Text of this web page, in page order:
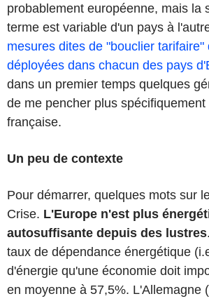
probablement européenne, mais la
terme est variable d'un pays à
mesures dites de "bouclier tarifaire"
déployées dans chacun des pays
dans un premier temps quelques
de me pencher plus
française.
Un peu de contexte
Pour démarrer, quelques mots sur
Crise. L'Europe n'est plus
autosuffisante depuis des lustres
taux de dépendance énergétique
d'énergie qu'une économie doit
en moyenne à 57,5%. L'Allemagne